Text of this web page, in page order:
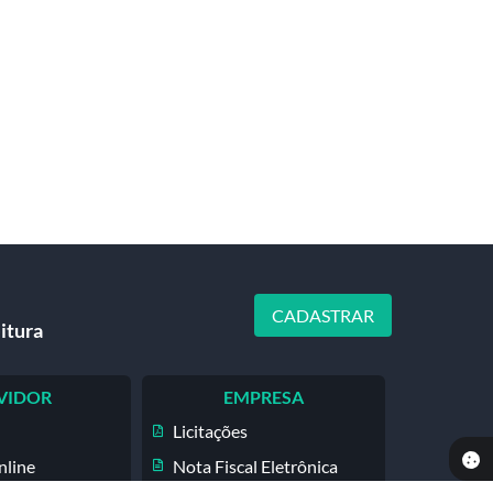
CADASTRAR
EMPRESA
Licitações
Nota Fiscal Eletrônica